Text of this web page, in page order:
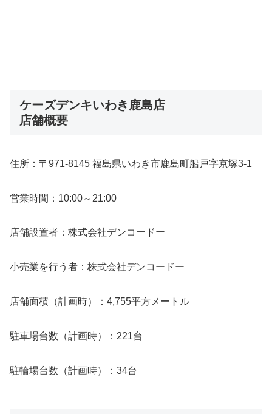
ケーズデンキいわき鹿島店
店舗概要
住所：〒971-8145 福島県いわき市鹿島町船戸字京塚3-1
営業時間：10:00～21:00
店舗設置者：株式会社デンコードー
小売業を行う者：株式会社デンコードー
店舗面積（計画時）：4,755平方メートル
駐車場台数（計画時）：221台
駐輪場台数（計画時）：34台